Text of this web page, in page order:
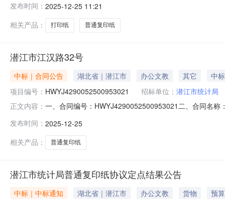
13349714411六、合同主要信息1、主要标的名称：购
发布时间： 2025-12-25 11:21
相关产品：
打印纸 普通复印纸
潜江市江汉路32号
中标｜合同公告 湖北省｜潜江市 办公文教 其它
中
项目编号： HWYJ4290052500953021 招标单位： 潜江市统计局
正文内容： 一、合同编号：HWYJ4290052500953021二、合同名
信息主要标的名称：购买打印纸规格型号（或服务要求
发布时间： 2025-12-25
相关产品：
普通复印纸
潜江市统计局普通复印纸协议定点结果公告
中标｜中标通知 湖北省｜潜江市 办公文教 货物
预